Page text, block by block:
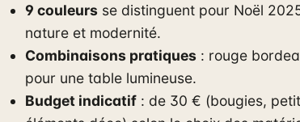
9 couleurs se distinguent pour Noël
nature et modernité.
Combinaisons pratiques : rouge
pour une table lumineuse.
Budget indicatif: de 30 € (bougies,